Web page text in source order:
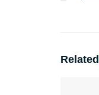
Related